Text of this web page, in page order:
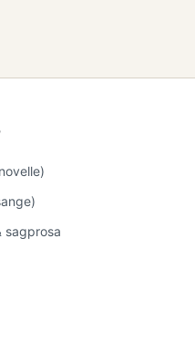
sagprosa